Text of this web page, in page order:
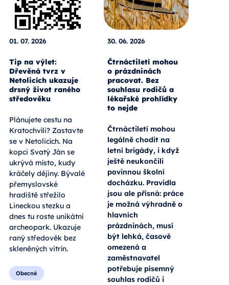
01. 07. 2026
Tip na výlet:
Dřevěná tvrz v
Netolicích ukazuje
drsný život raného
středověku
Plánujete cestu na
Kratochvíli? Zastavte
se v Netolicích. Na
kopci Svatý Ján se
ukrývá místo, kudy
kráčely dějiny. Bývalé
přemyslovské
hradiště střežilo
Lineckou stezku a
dnes tu roste unikátní
archeopark. Ukazuje
raný středověk bez
skleněných vitrín.
Obecné
30. 06. 2026
Čtrnáctiletí mohou
o prázdninách
pracovat. Bez
souhlasu rodičů a
lékařské prohlídky
to nejde
Čtrnáctiletí mohou
legálně chodit na
letní brigády, i když
ještě neukončili
povinnou školní
docházku. Pravidla
jsou ale přísná: práce
je možná výhradně o
hlavních
prázdninách, musí
být lehká, časově
omezená a
zaměstnavatel
potřebuje písemný
souhlas rodičů i